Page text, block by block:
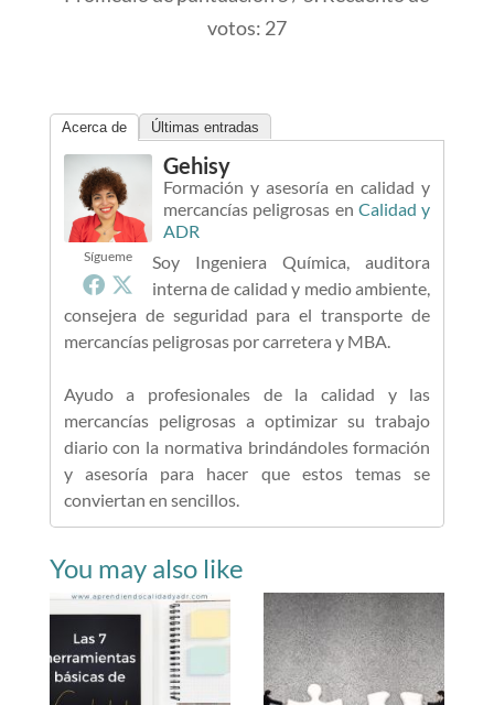
votos: 27
Acerca de Últimas entradas
Sígueme
Gehisy
Formación y asesoría en calidad y
mercancías peligrosas en Calidad y
ADR
Soy Ingeniera Química, auditora
interna de calidad y medio ambiente,
consejera de seguridad para el transporte de
mercancías peligrosas por carretera y MBA.
Ayudo a profesionales de la calidad y las
mercancías peligrosas a optimizar su trabajo
diario con la normativa brindándoles formación
y asesoría para hacer que estos temas se
conviertan en sencillos.
You may also like